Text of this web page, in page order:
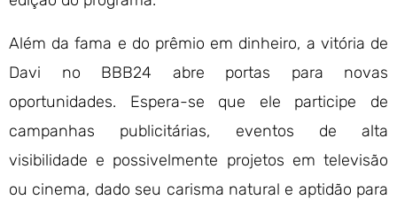
Além da fama e do prêmio em dinheiro, a vitória de
Davi no BBB24 abre portas para novas
oportunidades. Espera-se que ele participe de
campanhas publicitárias, eventos de alta
visibilidade e possivelmente projetos em televisão
ou cinema, dado seu carisma natural e aptidão para